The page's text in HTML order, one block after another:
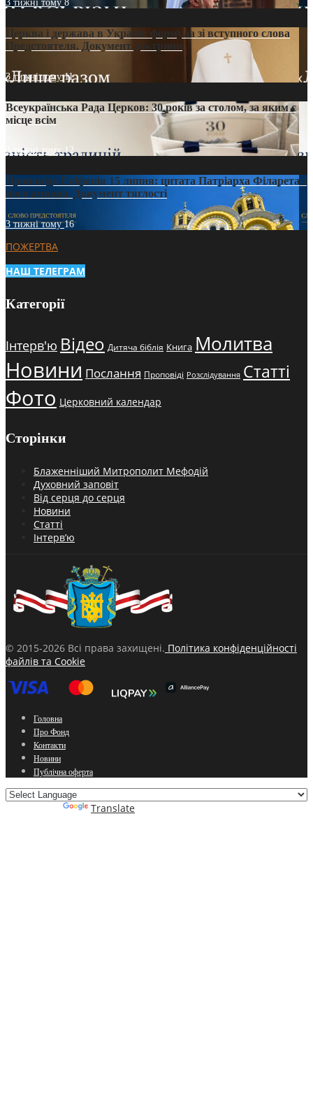
3 тижні тому 8
Церква і держава в Україні: формула зі вступного слова
Предстоятеля. Документ доктрини
3 тижні тому11
Всеукраїнська Рада Церков: 30 років за столом, за яким є
місце всім
3 тижні тому12
Проповідь Епіфанія 15 липня: цитата Патріарха Філарета з
його амвона. Документ тяглості
3 тижні тому16
ПОЖЕРТВА
НАШ ТЕЛЕГРАМ
Категорії
Інтерв'ю Відео Дитяча біблія Книга Молитва
Новини Послання Проповіді Розслідування Статті
Фото Церковний календар
Сторінки
Блаженніший Митрополит Мефодій
Духовний заповіт
Від серця до серця
Новини
Статті
Інтерв’ю
© 2015-2026 Всі права захищені. Політика конфіденційності
файлів та Cookie
Головна
Про Фонд
Контакти
Новини
Публічна оферта
Translate